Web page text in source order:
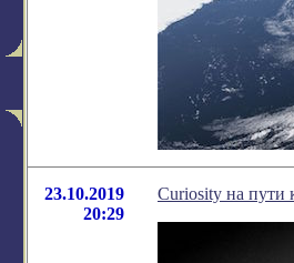
23.10.2019
20:29
Curiosity на пути